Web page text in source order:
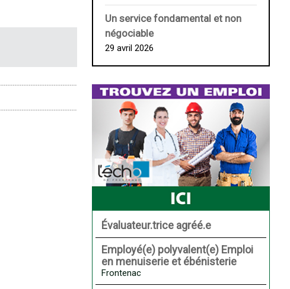
Un service fondamental et non
négociable
29 avril 2026
Évaluateur.trice agréé.e
Employé(e) polyvalent(e) Emploi
en menuiserie et ébénisterie
Frontenac